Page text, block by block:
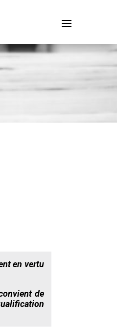
en vertu
de